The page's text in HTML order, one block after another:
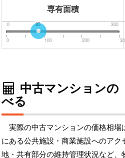
専有面積
0 300
85
0 100 200
中古マンションの
べる
実際の中古マンションの価格相場
にある公共施設・商業施設へのア
地・共有部分の維持管理状況など